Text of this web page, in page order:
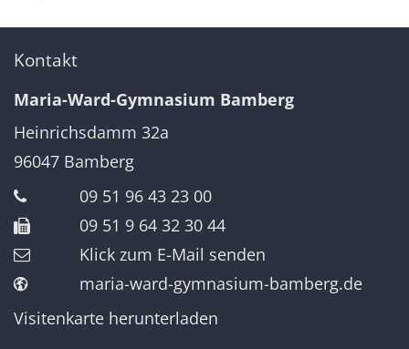
Kontakt
Maria-Ward-Gymnasium Bamberg
Heinrichsdamm 32a
96047 Bamberg
09 51 96 43 23 00
09 51 9 64 32 30 44
Klick zum E-Mail senden
maria-ward-gymnasium-bamberg.de
Visitenkarte herunterladen